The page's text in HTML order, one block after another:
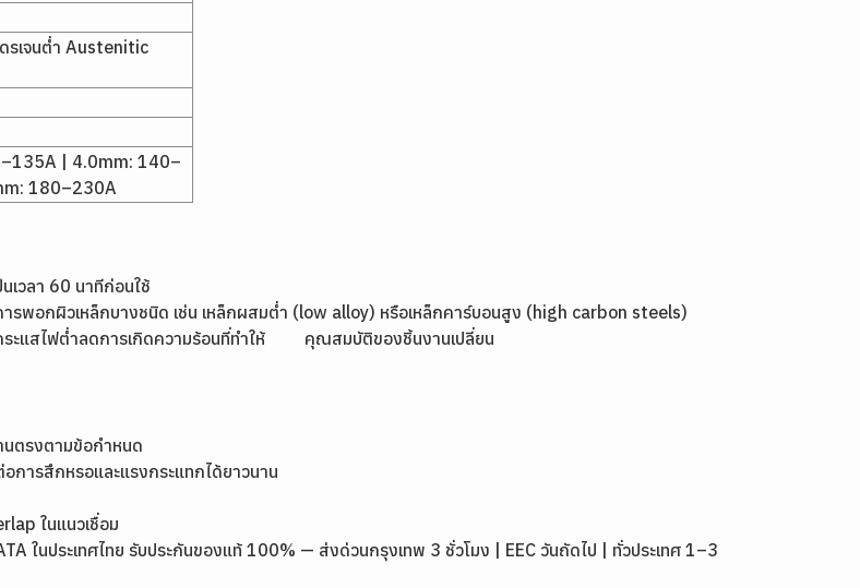
รเจนต่ำ Austenitic
| 4.0mm: 140–
180–230A
เวลา 60 นาทีก่อนใช้
รพอกผิวเหล็กบางชนิด เช่น เหล็กผสมต่ำ (low alloy) หรือเหล็กคาร์บอนสูง (high carbon steels)
ะกระแสไฟต่ำลดการเกิดความร้อนที่ทำให้ คุณสมบัติของชิ้นงานเปลี่ยน
ตรงตามข้อกำหนด
ารสึกหรอและแรงกระแทกได้ยาวนาน
ในแนวเชื่อม
ในประเทศไทย รับประกันของแท้ 100% — ส่งด่วนกรุงเทพ 3 ชั่วโมง | EEC วันถัดไป | ทั่วประเทศ 1–3